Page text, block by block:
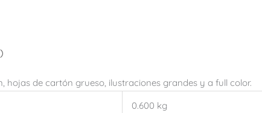
de cartón grueso, ilustraciones grandes y a full color.
0.600 kg